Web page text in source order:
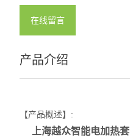
在线留言
产品介绍
【产品概述】:
上海越众智能电加热套